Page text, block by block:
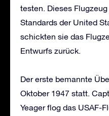
testen. Dieses
Standards der United
schickten sie das
Entwurfs zurück.
Der erste bemannte
Oktober 1947 statt.
Yeager flog das USAF-